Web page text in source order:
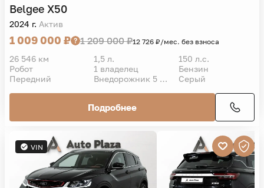
Belgee X50
2024 г. Актив
1 009 000 ₽ 1 209 000 ₽12 726 ₽/мес. без взноса
26 546 км 1,5 л.
150 л.с.
Робот
1 владелец
Бензин
Передний
Внедорожник 5 дв. Серый
Подробнее
VIN